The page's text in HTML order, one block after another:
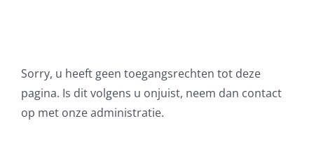
Sorry, u heeft geen toegangsrechten tot deze
pagina. Is dit volgens u onjuist, neem dan contact
op met onze administratie.